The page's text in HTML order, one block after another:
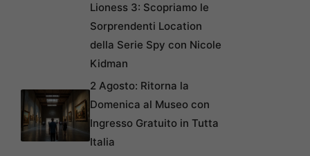
Lioness 3: Scopriamo le
Sorprendenti Location
della Serie Spy con Nicole
Kidman
2 Agosto: Ritorna la
Domenica al Museo con
Ingresso Gratuito in Tutta
Italia